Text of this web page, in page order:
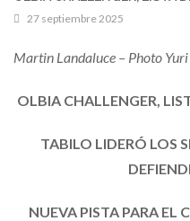
27 septiembre 2025
Martin Landaluce – Photo
OLBIA CHALLENGER,
TABILO LIDERÓ LOS
NUEVA PISTA PARA EL